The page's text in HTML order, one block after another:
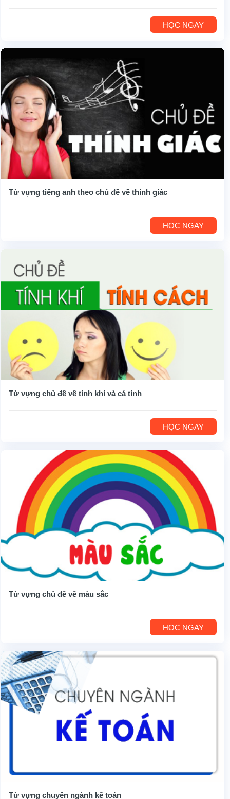
HỌC NGAY
Từ vựng tiếng anh theo chủ đề về thính giác
HỌC NGAY
Từ vựng chủ đề về tính khí và cá tính
HỌC NGAY
Từ vựng chủ đề về màu sắc
HỌC NGAY
Từ vựng chuyên ngành kế toán